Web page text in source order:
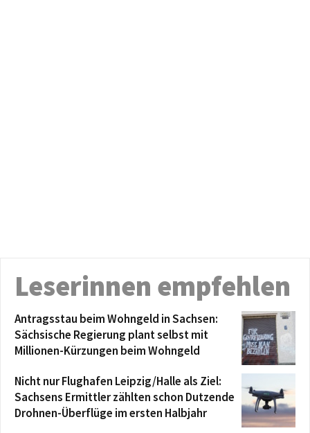
Leserinnen empfehlen
Antragsstau beim Wohngeld in Sachsen:
Sächsische Regierung plant selbst mit
Millionen-Kürzungen beim Wohngeld
Nicht nur Flughafen Leipzig/Halle als Ziel:
Sachsens Ermittler zählten schon Dutzende
Drohnen-Überflüge im ersten Halbjahr